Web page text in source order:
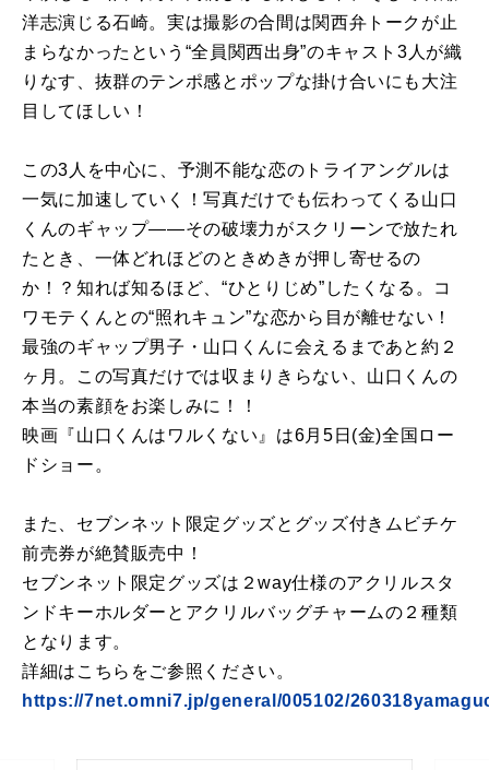
洋志演じる石崎。実は撮影の合間は関西弁トークが止
まらなかったという“全員関西出身”のキャスト3人が織
りなす、抜群のテンポ感とポップな掛け合いにも大注
目してほしい！
この3人を中心に、予測不能な恋のトライアングルは
一気に加速していく！写真だけでも伝わってくる山口
くんのギャップ――その破壊力がスクリーンで放たれ
たとき、一体どれほどのときめきが押し寄せるの
か！？知れば知るほど、“ひとりじめ”したくなる。コ
ワモテくんとの“照れキュン”な恋から目が離せない！
最強のギャップ男子・山口くんに会えるまであと約２
ヶ月。この写真だけでは収まりきらない、山口くんの
本当の素顔をお楽しみに！！
映画『山口くんはワルくない』は6月5日(金)全国ロー
ドショー。
また、セブンネット限定グッズとグッズ付きムビチケ
前売券が絶賛販売中！
セブンネット限定グッズは２way仕様のアクリルスタ
ンドキーホルダーとアクリルバッグチャームの２種類
となります。
詳細はこちらをご参照ください。
https://7net.omni7.jp/general/005102/